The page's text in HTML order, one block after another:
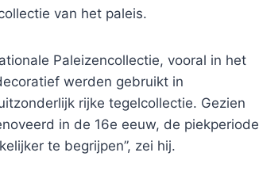
van het paleis.
Paleizencollectie, vooral in het
werden gebruikt in
rijke tegelcollectie. Gezien
in de 16e eeuw, de piekperiode
te begrijpen”, zei hij.